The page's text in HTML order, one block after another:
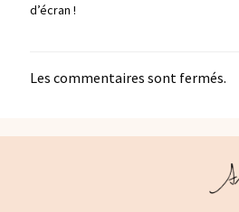
d’écran !
Les commentaires sont fermés.